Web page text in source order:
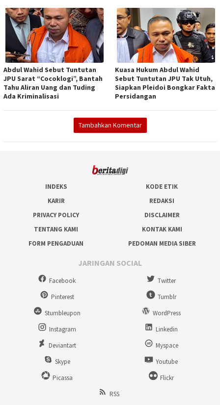
Abdul Wahid Sebut Tuntutan
JPU Sarat “Cocoklogi”, Bantah
Tahu Aliran Uang dan Tuding
Ada Kriminalisasi
Kuasa Hukum Abdul Wahid
Sebut Tuntutan JPU Tak Utuh,
Siapkan Pleidoi Bongkar Fakta
Persidangan
Tambahkan Komentar
INDEKS
KODE ETIK
KARIR
REDAKSI
PRIVACY POLICY
DISCLAIMER
TENTANG KAMI
KONTAK KAMI
FORM PENGADUAN
PEDOMAN MEDIA SIBER
JARINGAN SOCIAL
Facebook
Twitter
Pinterest
Tumblr
Stumbleupon
WordPress
Instagram
Linkedin
Deviantart
Myspace
Skype
Youtube
Picassa
Flickr
RSS